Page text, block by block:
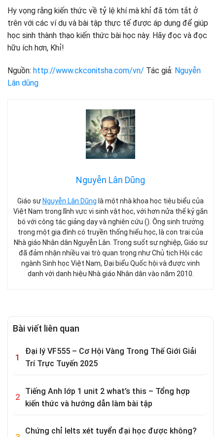
Hy vọng rằng kiến ​​thức về tỷ lệ khí mà khỉ đã tóm tắt ở
trên với các ví dụ và bài tập thực tế được áp dụng để giúp
học sinh thành thạo kiến ​​thức bài học này. Hãy đọc và đọc
hữu ích hơn, Khỉ!
Nguồn: http://www.ckconitsha.com/vn/ Tác giả: Nguyễn
Lân dũng
Nguyễn Lân Dũng
Giáo sư Nguyễn Lân Dũng là một nhà khoa học tiêu biểu của
Việt Nam trong lĩnh vực vi sinh vật học, với hơn nửa thế kỷ gắn
bó với công tác giảng dạy và nghiên cứu (). Ông sinh trưởng
trong một gia đình có truyền thống hiếu học, là con trai của
Nhà giáo Nhân dân Nguyễn Lân. Trong suốt sự nghiệp, Giáo sư
đã đảm nhận nhiều vai trò quan trọng như Chủ tịch Hội các
ngành Sinh học Việt Nam, Đại biểu Quốc hội và được vinh
danh với danh hiệu Nhà giáo Nhân dân vào năm 2010.
Bài viết liên quan
Đại lý VF555 – Cơ Hội Vàng Trong Thế Giới Giải
Trí Trực Tuyến 2025
Tiếng Anh lớp 1 unit 2 what’s this – Tổng hợp
kiến thức và hướng dẫn làm bài tập
Chứng chỉ Ielts xét tuyển đại học được không?